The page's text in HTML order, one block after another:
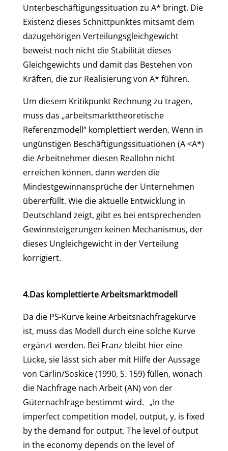
Unterbeschäftigungssituation zu A* bringt. Die
Existenz dieses Schnittpunktes mitsamt dem
dazugehörigen Verteilungsgleichgewicht
beweist noch nicht die Stabilität dieses
Gleichgewichts und damit das Bestehen von
Kräften, die zur Realisierung von A* führen.
Um diesem Kritikpunkt Rechnung zu tragen,
muss das „arbeitsmarkttheoretische
Referenzmodell“ komplettiert werden. Wenn in
ungünstigen Beschäftigungssituationen (A <A*)
die Arbeitnehmer diesen Reallohn nicht
erreichen können, dann werden die
Mindestgewinnansprüche der Unternehmen
übererfüllt. Wie die aktuelle Entwicklung in
Deutschland zeigt, gibt es bei entsprechenden
Gewinnsteigerungen keinen Mechanismus, der
dieses Ungleichgewicht in der Verteilung
korrigiert.
4.Das komplettierte Arbeitsmarktmodell
Da die PS-Kurve keine Arbeitsnachfragekurve
ist, muss das Modell durch eine solche Kurve
ergänzt werden. Bei Franz bleibt hier eine
Lücke, sie lässt sich aber mit Hilfe der Aussage
von Carlin/Soskice (1990, S. 159) füllen, wonach
die Nachfrage nach Arbeit (AN) von der
Güternachfrage bestimmt wird. „In the
imperfect competition model, output, y, is fixed
by the demand for output. The level of output
in the economy depends on the level of